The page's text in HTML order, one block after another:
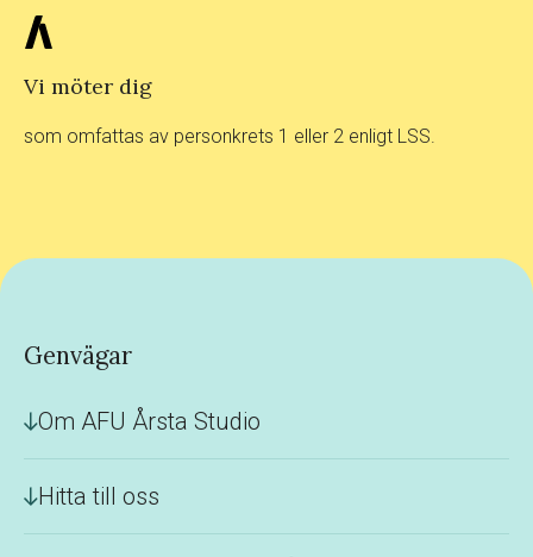
Vi möter dig
som omfattas av personkrets 1 eller 2 enligt LSS.
Genvägar
Om AFU Årsta Studio
Hitta till oss